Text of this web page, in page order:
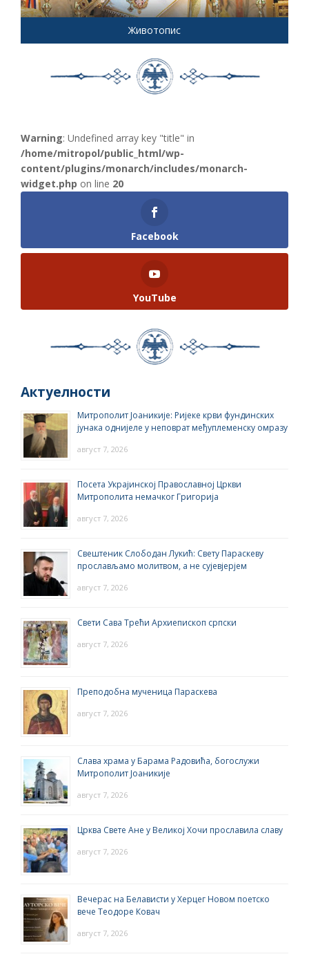
Животопис
Warning: Undefined array key "title" in
/home/mitropol/public_html/wp-
content/plugins/monarch/includes/monarch-
widget.php on line 20
Facebook
YouTube
Актуелности
Митрополит Јоаникије: Ријеке крви фундинских
јунака однијеле у неповрат међуплеменску омразу
август 7, 2026
Посета Украјинској Православној Цркви
Митрополита немачког Григорија
август 7, 2026
Свештеник Слободан Лукић: Свету Параскеву
прослављамо молитвом, а не сујевјерјем
август 7, 2026
Свети Сава Трећи Архиепископ српски
август 7, 2026
Преподобна мученица Параскева
август 7, 2026
Слава храма у Барама Радовића, богослужи
Митрополит Јоаникије
август 7, 2026
Црква Свете Ане у Великој Хочи прославила славу
август 7, 2026
Вечерас на Белависти у Херцег Новом поетско
вече Теодоре Ковач
август 7, 2026